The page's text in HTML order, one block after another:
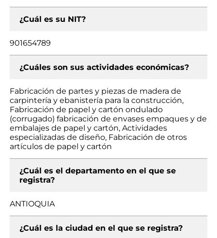
¿Cuál es su NIT?
901654789
¿Cuáles son sus actividades económicas?
Fabricación de partes y piezas de madera de
carpintería y ebanistería para la construcción,
Fabricación de papel y cartón ondulado
(corrugado) fabricación de envases empaques y de
embalajes de papel y cartón, Actividades
especializadas de diseño, Fabricación de otros
artículos de papel y cartón
¿Cuál es el departamento en el que se
registra?
ANTIOQUIA
¿Cuál es la ciudad en el que se registra?